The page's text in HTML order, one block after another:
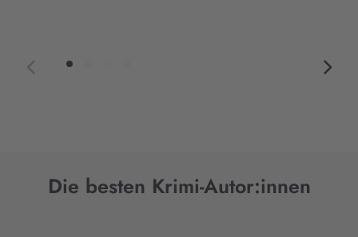
Die besten Krimi-Autor:innen